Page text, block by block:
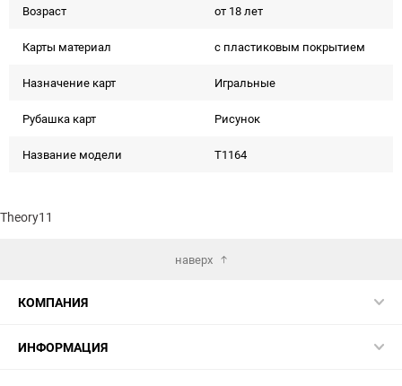
Возраст от 18 лет
Карты материал с пластиковым покрытием
Назначение карт Игральные
Рубашка карт Рисунок
Название модели T1164
Theory11
наверх
КОМПАНИЯ
ИНФОРМАЦИЯ